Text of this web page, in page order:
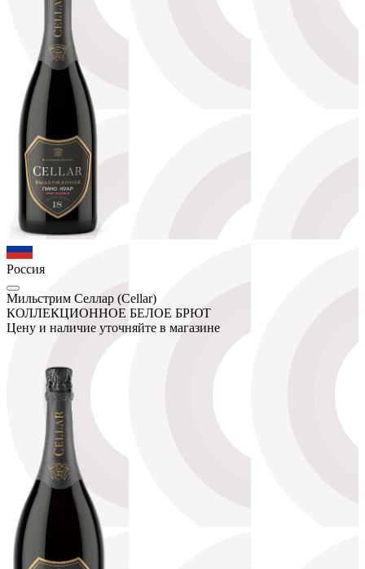
Россия
Мильстрим Селлар (Cellar)
КОЛЛЕКЦИОННОЕ БЕЛОЕ БРЮТ
Цену и наличие уточняйте в магазине